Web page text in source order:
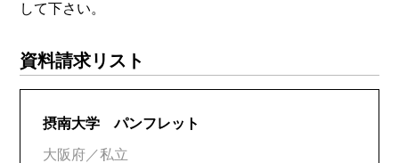
して下さい。
資料請求リスト
摂南大学 パンフレット
大阪府／私立